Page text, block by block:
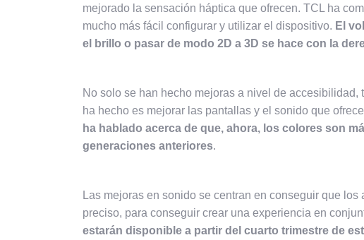
mejorado la sensación háptica que ofrecen. TCL ha
mucho más fácil configurar y utilizar el dispositivo. El
el brillo o pasar de modo 2D a 3D se hace con la
No solo se han hecho mejoras a nivel de
ha hecho es mejorar las pantallas y el sonido que
ha hablado acerca de que, ahora, los colores son
generaciones anteriores.
Las mejoras en sonido se centran en conseguir que
preciso, para conseguir crear una experiencia en
estarán disponible a partir del cuarto trimestre de